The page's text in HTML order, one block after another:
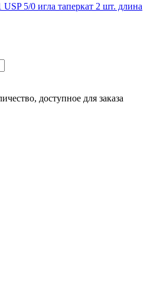
5/0 игла таперкат 2 шт. длина
доступное для заказа